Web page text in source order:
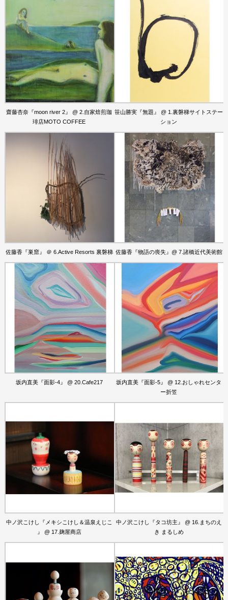
齋藤杏奈『moon river 2』 @ 2.自家焙煎珈
琲店MOTO COFFEE
笹山勝実『無題』 @ 1.裏磐梯サイトステー
ション
佐藤香『巣窟』 ＠ 6.Active Resorts 裏磐梯 佐藤香『物語の喪失』@ 7.諸橋近代美術館
坂内直美『面影-4』 @ 20.Cafe217
坂内直美『面影-5』 @ 12.おしゃれセンタ
ー折笠
中ノ沢こけし『メキシこけし＆温泉えじこ
』 @ 17.麹屋商店
中ノ沢こけし『タコ坊主』 @ 16.まちのえ
き まるしめ